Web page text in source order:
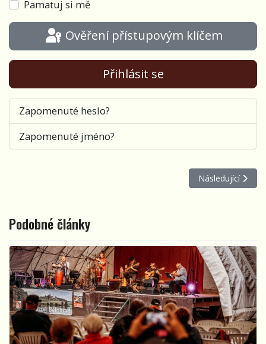
Pamatuj si mě
Ověření přístupovým klíčem
Přihlásit se
Zapomenuté heslo?
Zapomenuté jméno?
Další článek:
Následující
Podobné články